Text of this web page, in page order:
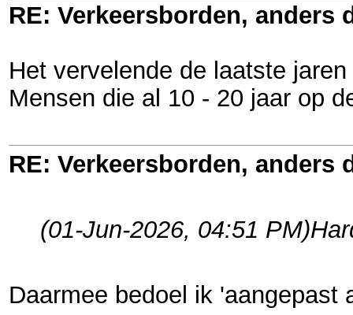
RE: Verkeersborden, anders
Het vervelende de laatste
Mensen die al 10 - 20 jaar op
RE: Verkeersborden, anders
(01-Jun-2026, 04:51 PM)
Daarmee bedoel ik 'aangepast